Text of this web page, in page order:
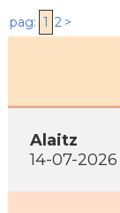
pag: 1 2 >
Alaitz
14-07-2026